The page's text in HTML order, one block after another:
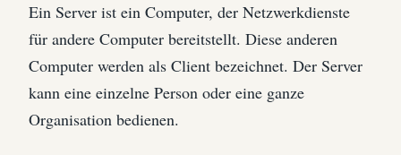
Ein Server ist ein Computer, der Netzwerkdienste
für andere Computer bereitstellt. Diese anderen
Computer werden als Client bezeichnet. Der Server
kann eine einzelne Person oder eine ganze
Organisation bedienen.